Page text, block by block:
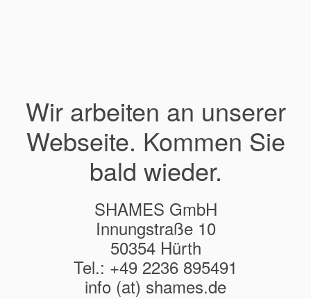
Wir arbeiten an unserer
Webseite. Kommen Sie
bald wieder.
SHAMES GmbH
Innungstraße 10
50354 Hürth
Tel.: +49 2236 895491
info (at) shames.de